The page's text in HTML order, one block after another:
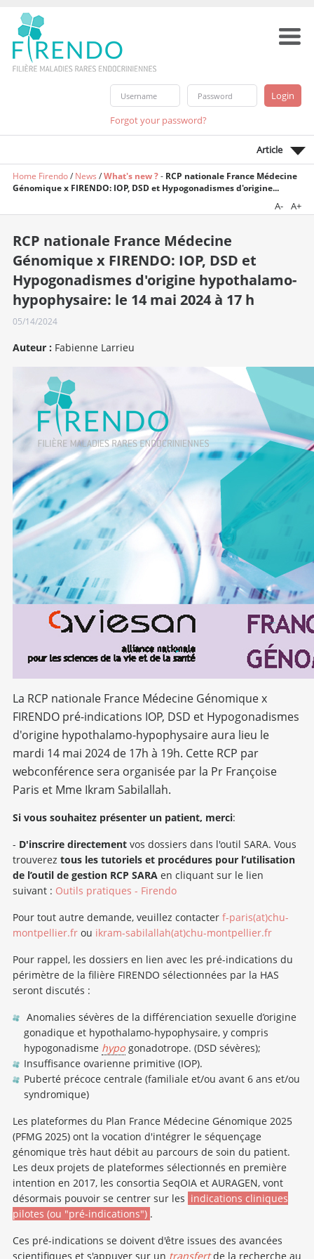
Forgot your password?
Article
Home Firendo/News /What's new ?- RCP nationale France Médecine
Génomique x FIRENDO: IOP, DSD et Hypogonadismes d'origine...
A- A+
RCP nationale France Médecine
Génomique x FIRENDO: IOP, DSD et
Hypogonadismes d'origine hypothalamo-
hypophysaire: le 14 mai 2024 à 17 h
05/14/2024
Auteur : Fabienne Larrieu
La RCP nationale France Médecine Génomique x
FIRENDO pré-indications IOP, DSD et Hypogonadismes
d'origine hypothalamo-hypophysaire aura lieu le
mardi 14 mai 2024 de 17h à 19h. Cette RCP par
webconférence sera organisée par la Pr Françoise
Paris et Mme Ikram Sabilallah.
Si vous souhaitez présenter un patient, merci:
- D'inscrire directementvos dossiers dans l'outil SARA. Vous
trouverez tous les tutoriels et procédures pour l’utilisation
de l’outil de gestion RCP SARAen cliquant sur le lien
suivant : Outils pratiques - Firendo
Pour tout autre demande, veuillez contacterf-paris(at)chu-
montpellier.frou ikram-sabilallah(at)chu-montpellier.fr
Pour rappel, les dossiers en lien avec les pré-indications du
périmètre de la filière FIRENDO sélectionnées par la HAS
seront discutés :
Anomalies sévères de la différenciation sexuelle d’origine
gonadique et hypothalamo-hypophysaire, y compris
hypogonadisme hypogonadotrope. (DSD sévères);
Insuffisance ovarienne primitive (IOP).
Puberté précoce centrale (familiale et/ou avant 6 ans et/ou
syndromique)
Les plateformes du Plan France Médecine Génomique 2025
(PFMG 2025) ont la vocation d'intégrer le séquençage
génomique très haut débit au parcours de soin du patient.
Les deux projets de plateformes sélectionnés en première
intention en 2017, les consortia SeqOIA et AURAGEN, vont
désormais pouvoir se centrer sur les indications cliniques
pilotes (ou "pré-indications") .
Ces pré-indications se doivent d'être issues des avancées
scientifiques et s'appuyer sur un transfertde la recherche au